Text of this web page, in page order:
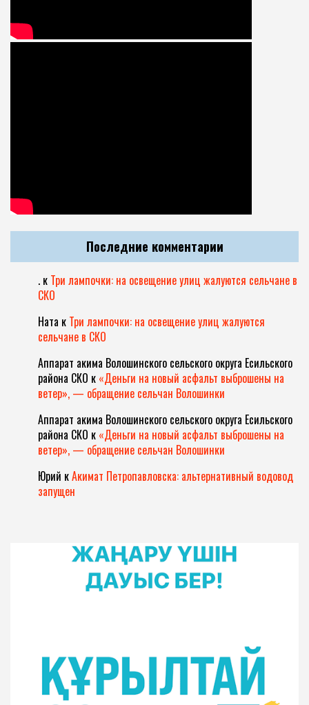
Последние комментарии
. к Три лампочки: на освещение улиц жалуются сельчане в
СКО
Ната к Три лампочки: на освещение улиц жалуются
сельчане в СКО
Аппарат акима Волошинского сельского округа Есильского
района СКО к «Деньги на новый асфальт выброшены на
ветер», — обращение сельчан Волошинки
Аппарат акима Волошинского сельского округа Есильского
района СКО к «Деньги на новый асфальт выброшены на
ветер», — обращение сельчан Волошинки
Юрий кАкимат Петропавловска: альтернативный водовод
запущен